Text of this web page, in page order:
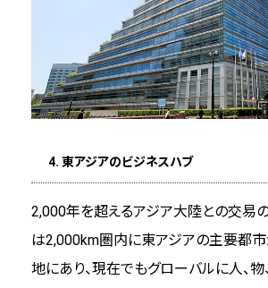
4. 東アジアのビジネスハブ
2,000年を超えるアジア大陸との交易
は2,000km圏内に東アジアの主要都
地にあり、現在でもグローバルに人、